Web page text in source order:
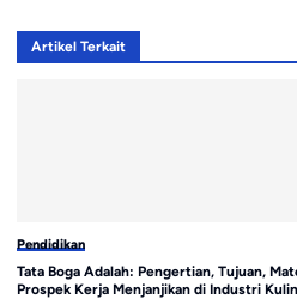
Artikel Terkait
Pendidikan
Tata Boga Adalah: Pengertian, Tujuan,
Prospek Kerja Menjanjikan di Industri